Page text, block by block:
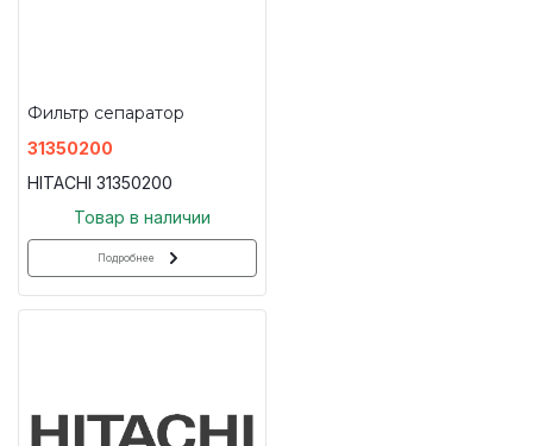
Фильтр сепаратор
31350200
HITACHI 31350200
Товар в наличии
Подробнее